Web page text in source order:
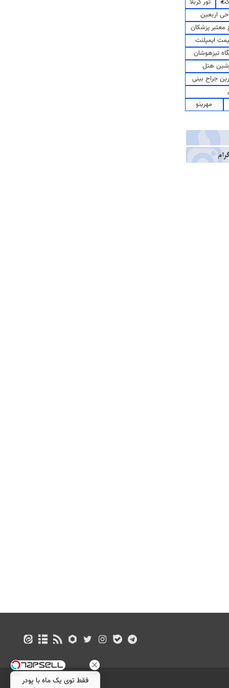
اربعین
پزشکان
ایمپلنت
تیزهوشان
هتل
جراح بینی
مهرینو
فقط توی یک ماه با پودر